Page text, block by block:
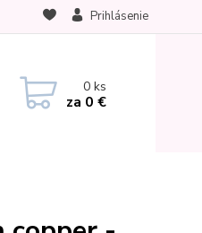
Prihlásenie
0ks
za 0 €